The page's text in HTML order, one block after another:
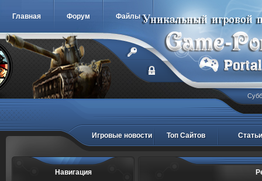
Главная Форум Файлы
Игровые новости Топ Сайтов Статьи
Навигация